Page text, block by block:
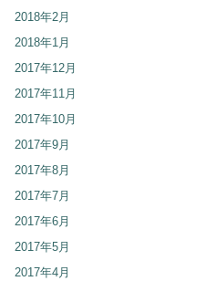
2018年2月
2018年1月
2017年12月
2017年11月
2017年10月
2017年9月
2017年8月
2017年7月
2017年6月
2017年5月
2017年4月